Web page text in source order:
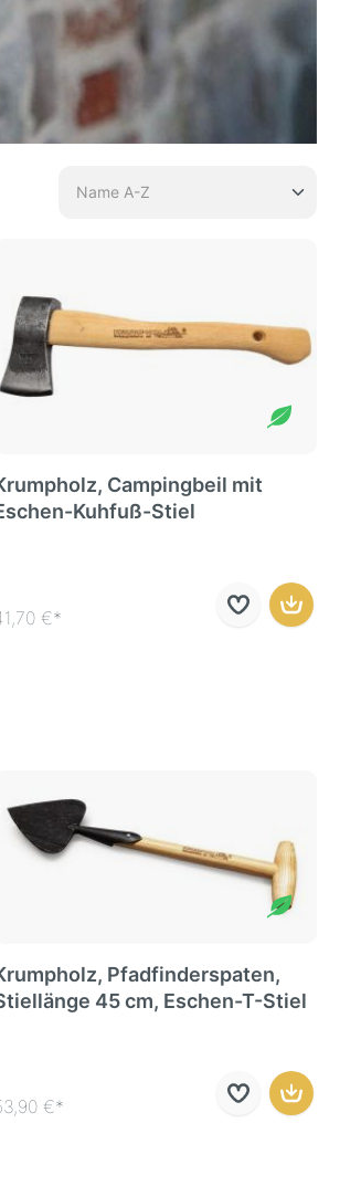
Campingbeil mit
Kuhfuß-Stiel
€*
Pfadfinderspaten,
45 cm, Eschen-T-Stiel
€*